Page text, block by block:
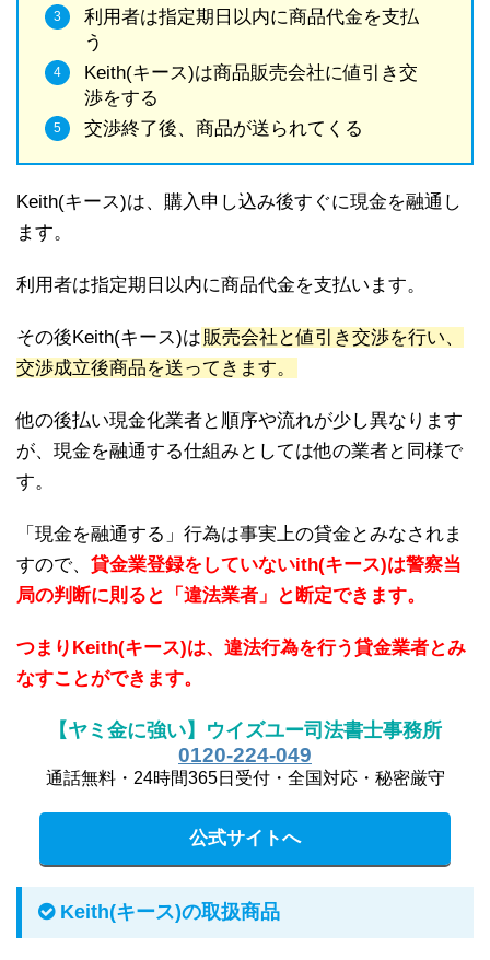
利用者は指定期日以内に商品代金を支払
う
Keith(キース)は商品販売会社に値引き交
渉をする
交渉終了後、商品が送られてくる
Keith(キース)は、購入申し込み後すぐに現金を融通し
ます。
利用者は指定期日以内に商品代金を支払います。
その後Keith(キース)は 販売会社と値引き交渉を行い、
交渉成立後商品を送ってきます。
他の後払い現金化業者と順序や流れが少し異なります
が、現金を融通する仕組みとしては他の業者と同様で
す。
「現金を融通する」行為は事実上の貸金とみなされま
すので、 貸金業登録をしていないith(キース)は警察当
局の判断に則ると「違法業者」と断定できます。
つまりKeith(キース)は、違法行為を行う貸金業者とみ
なすことができます。
【ヤミ金に強い】ウイズユー司法書士事務所
0120-224-049
通話無料・24時間365日受付・全国対応・秘密厳守
公式サイトへ
Keith(キース)の取扱商品